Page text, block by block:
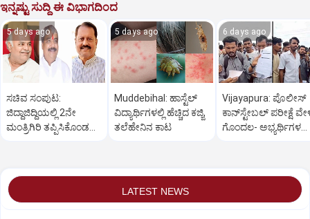
ಇನ್ನಷ್ಟು ಸುದ್ದಿ ಈ ವಿಭಾಗದಿಂದ
5 days ago
ಸಚಿವ ಸಂಪುಟ:
ಜಿದ್ದಾಜಿದ್ದಿಯಲ್ಲಿ 2ನೇ
ಮಂತ್ರಿಗಿರಿ ತಪ್ಪಿಸಿಕೊಂಡ
5 days ago
Muddebihal: ಹಾಸ್ಟೆಲ್
ವಿದ್ಯಾರ್ಥಿಗಳಲ್ಲಿ ಹೆಚ್ಚಿದ ಕಜ್ಜಿ,
ತಲೆಹೇನಿನ ಕಾಟ
6 days ago
Vijayapura: ಪೊಲೀಸ್
ಕಾನ್‌ಸ್ಟೇಬಲ್ ಪರೀಕ್ಷೆ
ಗೊಂದಲ- ಅಭ್ಯರ್ಥಿಗಳ‌‌
LATEST NEWS